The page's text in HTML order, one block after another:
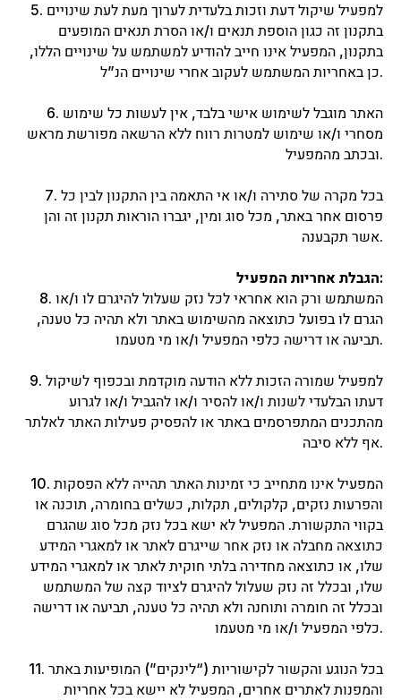
5. למפעיל שיקול דעת וזכות בלעדית לערוך מעת לעת שינויים
בתקנון זה כגון הוספת תנאים ו/או הסרת תנאים המופעים
בתקנון, המפעיל אינו חייב להודיע למשתמש על שינויים הללו,
כן באחריות המשתמש לעקוב אחרי שינויים הנ”ל.
6. האתר מוגבל לשימוש אישי בלבד, אין לעשות כל שימוש
מסחרי ו/או שימוש למטרות רווח ללא הרשאה מפורשת מראש
ובכתב מהמפעיל.
7. בכל מקרה של סתירה ו/או אי התאמה בין התקנון לבין כל
פרסום אחר באתר, מכל סוג ומין, יגברו הוראות תקנון זה והן
אשר תקבענה.
הגבלת אחריות המפעיל:
8. המשתמש ורק הוא אחראי לכל נזק שעלול להיגרם לו ו/או
הגרם לו בפועל כתוצאה מהשימוש באתר ולא תהיה כל טענה,
תביעה או דרישה כלפי המפעיל ו/או מי מטעמו.
9. למפעיל שמורה הזכות ללא הודעה מוקדמת ובכפוף לשיקול
דעתו הבלעדי לשנות ו/או להסיר ו/או להגביל ו/או לגרוע
מהתכנים המתפרסמים באתר או להפסיק פעילות האתר לאלתר
אף ללא סיבה.
10. המפעיל אינו מתחייב כי זמינות האתר תהייה ללא הפסקות
והפרעות נזקים, קלקולים, תקלות, כשלים בחומרה, תוכנה או
בקווי התקשורת. המפעיל לא ישא בכל נזק מכל סוג שהגרם
כתוצאה מחבלה או נזק אחר שייגרם לאתר או למאגרי המידע
שלו, או כתוצאה מחדירה בלתי חוקית לאתר או למאגרי המידע
שלו, ובכלל זה נזק שעלול להיגרם לציוד קצה של המשתמש
ובכלל זה חומרה ותוחנה ולא תהיה כל טענה, תביעה או דרישה
כלפי המפעיל ו/או מי מטעמו.
11. בכל הנוגע והקשור לקישוריות (“לינקים”) המופיעות באתר
והמפנות לאתרים אחרים, המפעיל לא יישא בכל אחריות